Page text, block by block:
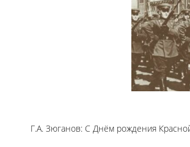
Г.А. Зюганов: С Днём рождения